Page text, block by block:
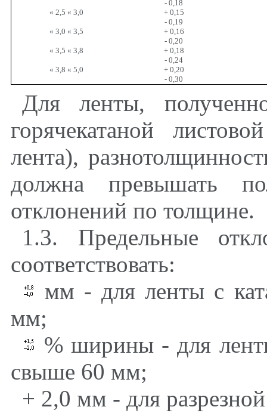
- 0,18
« 2,5 « 3,0
+ 0,15
- 0,19
« 3,0 « 3,5
+ 0,16
- 0,20
« 3,5 « 3,8
+ 0,18
- 0,24
« 3,8 « 5,0
+ 0,20
- 0,30
Для ленты,
горячекатаной
лента),
должна превышать
отклонений по толщине.
1.3. Предельные
соответствовать:
мм - для ленты с
мм;
% ширины - для
свыше 60 мм;
+ 2,0 мм - для